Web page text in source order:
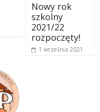
Nowy rok
szkolny
2021/22
rozpoczęty!
1 września 2021